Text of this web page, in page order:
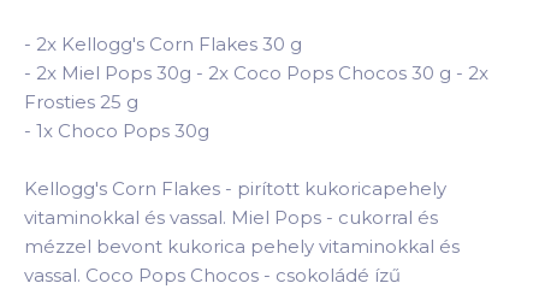
- 2x Kellogg's Corn Flakes 30 g
- 2x Miel Pops 30g - 2x Coco Pops Chocos 30 g - 2x
Frosties 25 g
- 1x Choco Pops 30g
Kellogg's Corn Flakes - pirított kukoricapehely
vitaminokkal és vassal. Miel Pops - cukorral és
mézzel bevont kukorica pehely vitaminokkal és
vassal. Coco Pops Chocos - csokoládé ízű